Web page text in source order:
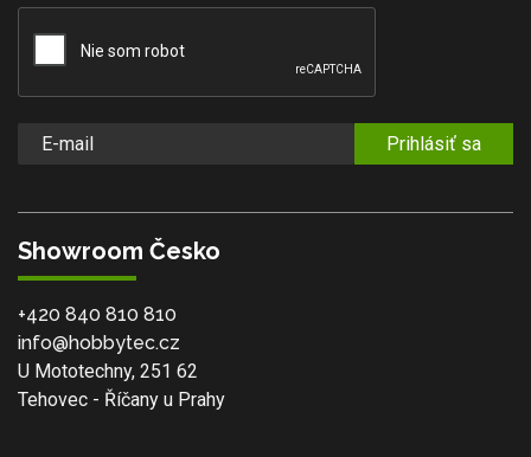
Prihlásiť sa
Showroom Česko
+420 840 810 810
info@hobbytec.cz
U Mototechny, 251 62
Tehovec - Říčany u Prahy